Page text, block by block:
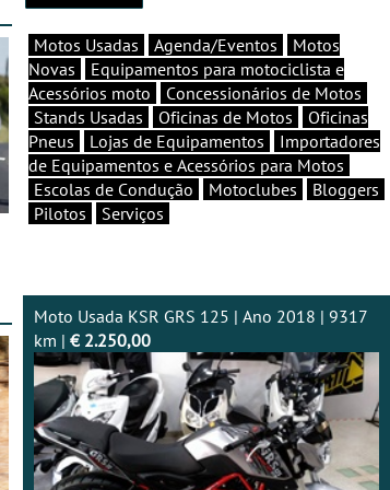
Motos Usadas Agenda/Eventos
Motos
Novas
Equipamentos para motociclista e
Acessórios moto
Concessionários de Motos
Stands Usadas
Oficinas de Motos
Oficinas
Pneus
Lojas de Equipamentos
Importadores
de Equipamentos e Acessórios para Motos
Escolas de Condução
Motoclubes
Bloggers
Pilotos
Serviços
Moto Usada KSR GRS 125 | Ano 2018 | 9317
km | € 2.250,00